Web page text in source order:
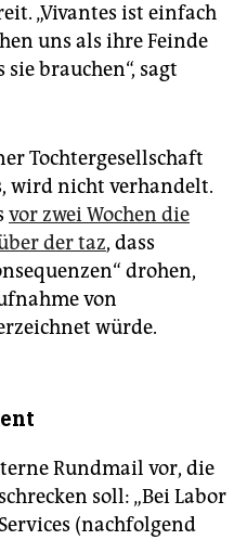
„Vivantes ist einfach
uns als ihre Feinde
brauchen“, sagt
Tochtergesellschaft
wird nicht verhandelt.
vor zwei Wochen die
der taz, dass
drohen,
von
würde.
Rundmail vor, die
soll: „Bei Labor
(nachfolgend